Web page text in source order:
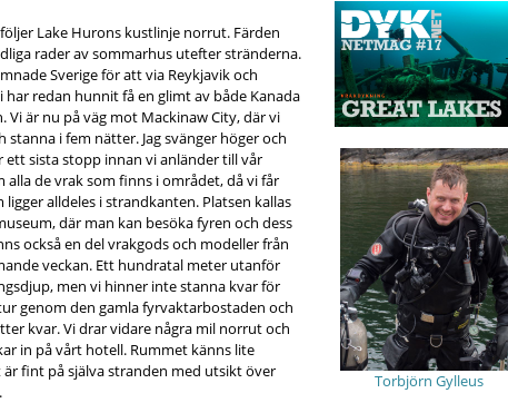
Lake Hurons kustlinje norrut. Färden
rader av sommarhus utefter stränderna.
Sverige för att via Reykjavik och
redan hunnit få en glimt av både Kanada
Vi är nu på väg mot Mackinaw City, där vi
i fem nätter. Jag svänger höger och
sista stopp innan vi anländer till vår
de vrak som finns i området, då vi får
alldeles i strandkanten. Platsen kallas
där man kan besöka fyren och dess
också en del vrakgods och modeller från
veckan. Ett hundratal meter utanför
men vi hinner inte stanna kvar för
genom den gamla fyrvaktarbostaden och
kvar. Vi drar vidare några mil norrut och
in på vårt hotell. Rummet känns lite
fint på själva stranden med utsikt över
Torbjörn Gylleus